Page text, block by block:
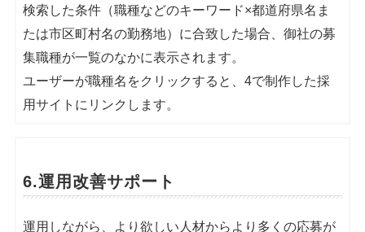
検索した条件（職種などのキーワード×都道府県名ま
たは市区町村名の勤務地）に合致した場合、御社の募
集職種が一覧のなかに表示されます。
ユーザーが職種名をクリックすると、4で制作した採
用サイトにリンクします。
6.運用改善サポート
運用しながら、より欲しい人材からより多くの応募が